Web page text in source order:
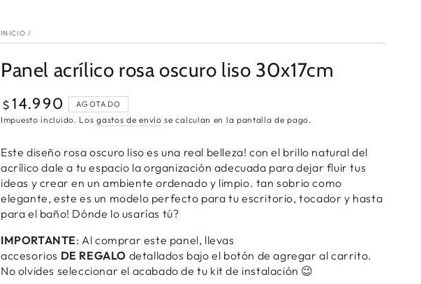
INICIO /
Panel acrílico rosa oscuro liso 30x17cm
Precio
regular
$ 14.990 AGOTADO
Impuesto incluido. Losgastos de envío se calculan en la pantalla de pago.
Este diseño rosa oscuro liso es una real belleza! con el brillo natural del
acrílico dale a tu espacio la organización adecuada para dejar fluir tus
ideas y crear en un ambiente ordenado y limpio. tan sobrio como
elegante, este es un modelo perfecto para tu escritorio, tocador y hasta
para el baño! Dónde lo usarías tú?
IMPORTANTE: Al comprar este panel, llevas
accesorios DE REGALO detallados bajo el botón de agregar al carrito.
No olvides seleccionar el acabado de tu kit de instalación 😉